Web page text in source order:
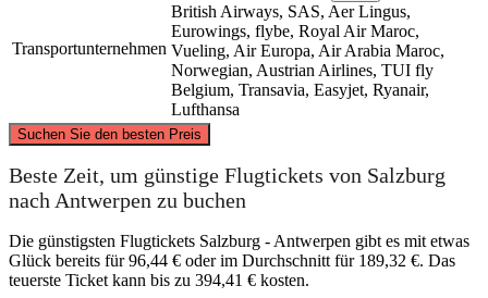
Transportunternehmen
British Airways, SAS, Aer Lingus,
Eurowings, flybe, Royal Air Maroc,
Vueling, Air Europa, Air Arabia Maroc,
Norwegian, Austrian Airlines, TUI fly
Belgium, Transavia, Easyjet, Ryanair,
Lufthansa
Suchen Sie den besten Preis
Beste Zeit, um günstige Flugtickets von Salzburg
nach Antwerpen zu buchen
Die günstigsten Flugtickets Salzburg - Antwerpen gibt es mit etwas
Glück bereits für 96,44 € oder im Durchschnitt für 189,32 €. Das
teuerste Ticket kann bis zu 394,41 € kosten.